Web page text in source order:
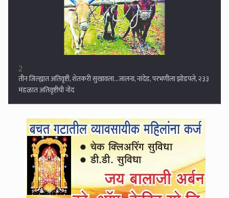
3
व्हॉट्सअपला स्टेटस ठेवत वरिष्ठांच्या जाचाला कंटाळून शिक्षकाची दोन मुले आणि
गाडीसह नदीपात्रात उडी...